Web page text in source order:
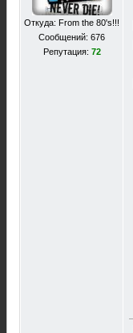
Откуда: From the 80's!!!
Сообщений: 676
Репутация: 72